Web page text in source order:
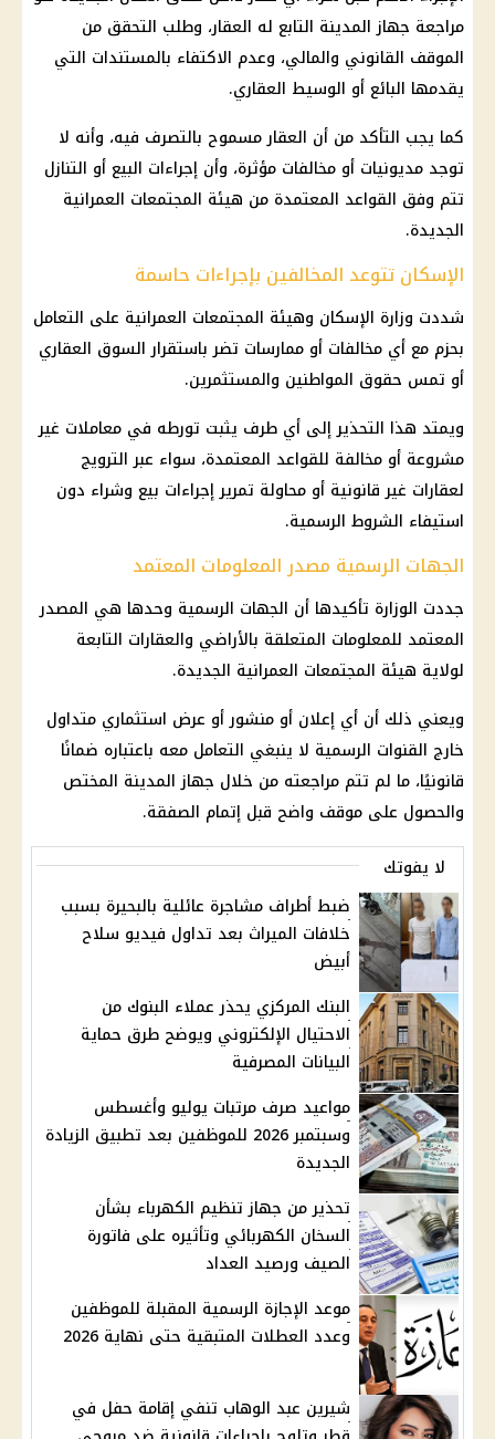
مراجعة جهاز المدينة التابع له العقار، وطلب التحقق من
الموقف القانوني والمالي، وعدم الاكتفاء بالمستندات التي
يقدمها البائع أو الوسيط العقاري.
كما يجب التأكد من أن العقار مسموح بالتصرف فيه، وأنه لا
توجد مديونيات أو مخالفات مؤثرة، وأن إجراءات البيع أو التنازل
تتم وفق القواعد المعتمدة من هيئة المجتمعات العمرانية
الجديدة.
الإسكان تتوعد المخالفين بإجراءات حاسمة
شددت وزارة الإسكان وهيئة المجتمعات العمرانية على التعامل
بحزم مع أي مخالفات أو ممارسات تضر باستقرار السوق العقاري
أو تمس حقوق المواطنين والمستثمرين.
ويمتد هذا التحذير إلى أي طرف يثبت تورطه في معاملات غير
مشروعة أو مخالفة للقواعد المعتمدة، سواء عبر الترويج
لعقارات غير قانونية أو محاولة تمرير إجراءات بيع وشراء دون
استيفاء الشروط الرسمية.
الجهات الرسمية مصدر المعلومات المعتمد
جددت الوزارة تأكيدها أن الجهات الرسمية وحدها هي المصدر
المعتمد للمعلومات المتعلقة بالأراضي والعقارات التابعة
لولاية هيئة المجتمعات العمرانية الجديدة.
ويعني ذلك أن أي إعلان أو منشور أو عرض استثماري متداول
خارج القنوات الرسمية لا ينبغي التعامل معه باعتباره ضمانًا
قانونيًا، ما لم تتم مراجعته من خلال جهاز المدينة المختص
والحصول على موقف واضح قبل إتمام الصفقة.
لا يفوتك
ضبط أطراف مشاجرة عائلية بالبحيرة بسبب
خلافات الميراث بعد تداول فيديو سلاح
أبيض
البنك المركزي يحذر عملاء البنوك من
الاحتيال الإلكتروني ويوضح طرق حماية
البيانات المصرفية
مواعيد صرف مرتبات يوليو وأغسطس
وسبتمبر 2026 للموظفين بعد تطبيق الزيادة
الجديدة
تحذير من جهاز تنظيم الكهرباء بشأن
السخان الكهربائي وتأثيره على فاتورة
الصيف ورصيد العداد
موعد الإجازة الرسمية المقبلة للموظفين
وعدد العطلات المتبقية حتى نهاية 2026
شيرين عبد الوهاب تنفي إقامة حفل في